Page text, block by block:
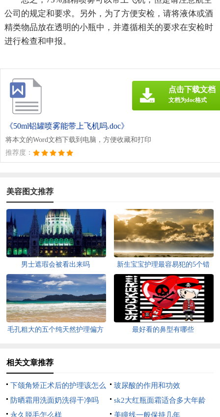
公司的规定和要求。另外，为了方便安检，请将液体或酒
精类物品放在透明的小瓶中，并遵循相关的要求在安检时
进行检查和申报。
《50ml铝罐喷雾能带上飞机吗.doc》
将本文的Word文档下载到电脑，方便收藏和打印
推荐度：
点击下载文档
文档为doc格式
美容图文推荐
男士遮瑕会被看出来吗
新生宝宝护理最容易犯的5个错
误
毛孔粗大的五个纯天然护理偏方 最好看的鼻型有哪些
相关文章推荐
下颌角矫正术后的护理该怎么
办
玻尿酸的作用和功效
防晒霜用洗面奶洗得干净吗
sk2大红瓶面霜适合多大年龄
永久脱毛怎么样
美瞳线一般保持几年